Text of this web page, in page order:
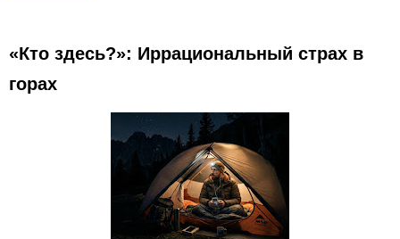
«Кто здесь?»: Иррациональный страх в
горах